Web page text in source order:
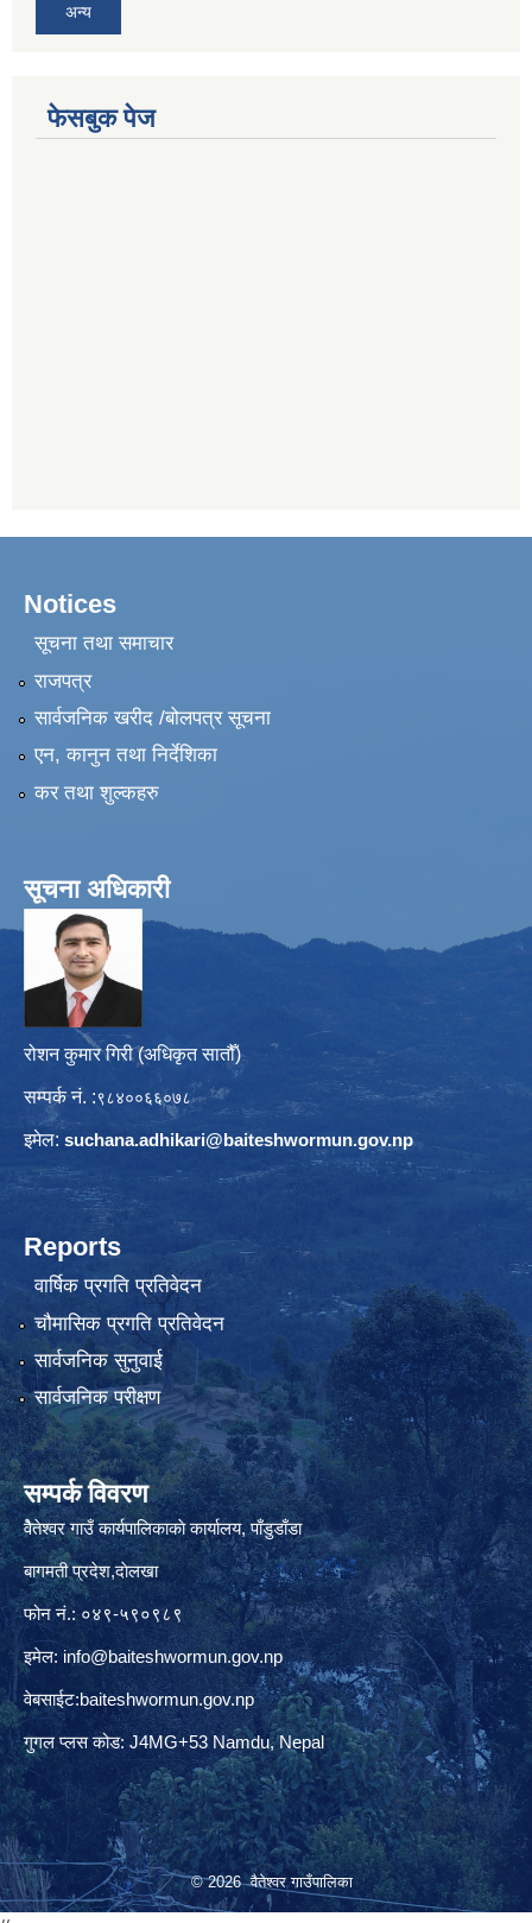
अन्य
फेसबुक पेज
Notices
सूचना तथा समाचार
राजपत्र
सार्वजनिक खरीद /बोलपत्र सूचना
एन, कानुन तथा निर्देशिका
कर तथा शुल्कहरु
सूचना अधिकारी
रोशन कुमार गिरी (अधिकृत सातौँ)
सम्पर्क नं. :९८४००६६०७८
इमेल: suchana.adhikari@baiteshwormun.gov.np
Reports
वार्षिक प्रगति प्रतिवेदन
चौमासिक प्रगति प्रतिवेदन
सार्वजनिक सुनुवाई
सार्वजनिक परीक्षण
सम्पर्क विवरण
वैेतेश्वर गाउँ कार्यपालिकाकाे कार्यालय, पाँडुडाँडा
बागमती‌ प्रदेश,दाेलखा
फोन नं.: ०४९-५९०९८९
इमेल: info@baiteshwormun.gov.np
वेबसाईट:baiteshwormun.gov.np
गुगल प्लस कोड: J4MG+53 Namdu, Nepal
© 2026 वैतेश्वर गाउँपालिका